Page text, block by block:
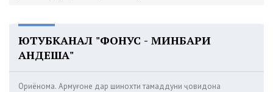
ЮТУБКАНАЛ "ФОНУС - МИНБАРИ
АНДЕША"
Ориёнома. Армуғоне дар шинохти тамаддуни ҷовидона